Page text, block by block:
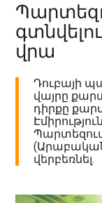
վրա
Դուբայի
վայրը
դիրքը
(Արաբական
վերբեռնել.